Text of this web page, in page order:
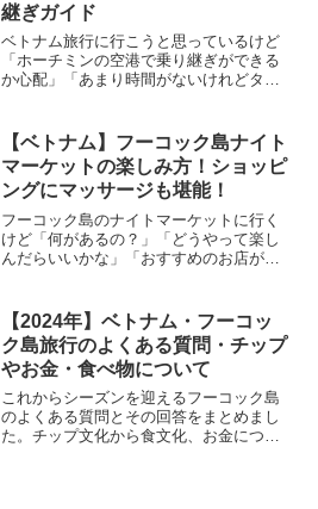
継ぎガイド
ベトナム旅行に行こうと思っているけど
「ホーチミンの空港で乗り継ぎができる
か心配」「あまり時間がないけれどタン
りませんか？今回の記事では、2024年9月
15日にベトナムの...
【ベトナム】フーコック島ナイト
マーケットの楽しみ方！ショッピ
ングにマッサージも堪能！
フーコック島のナイトマーケットに行く
けど「何があるの？」「どうやって楽し
んだらいいかな」「おすすめのお店が知
の5泊6日でベトナム・フーコック島に行
ってきたのでそ...
【2024年】ベトナム・フーコッ
ク島旅行のよくある質問・チップ
やお金・食べ物について
これからシーズンを迎えるフーコック島
のよくある質問とその回答をまとめまし
た。チップ文化から食文化、お金につい